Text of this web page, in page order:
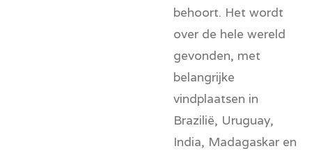
behoort. Het wordt
over de hele wereld
gevonden, met
belangrijke
vindplaatsen in
Brazilië, Uruguay,
India, Madagaskar en